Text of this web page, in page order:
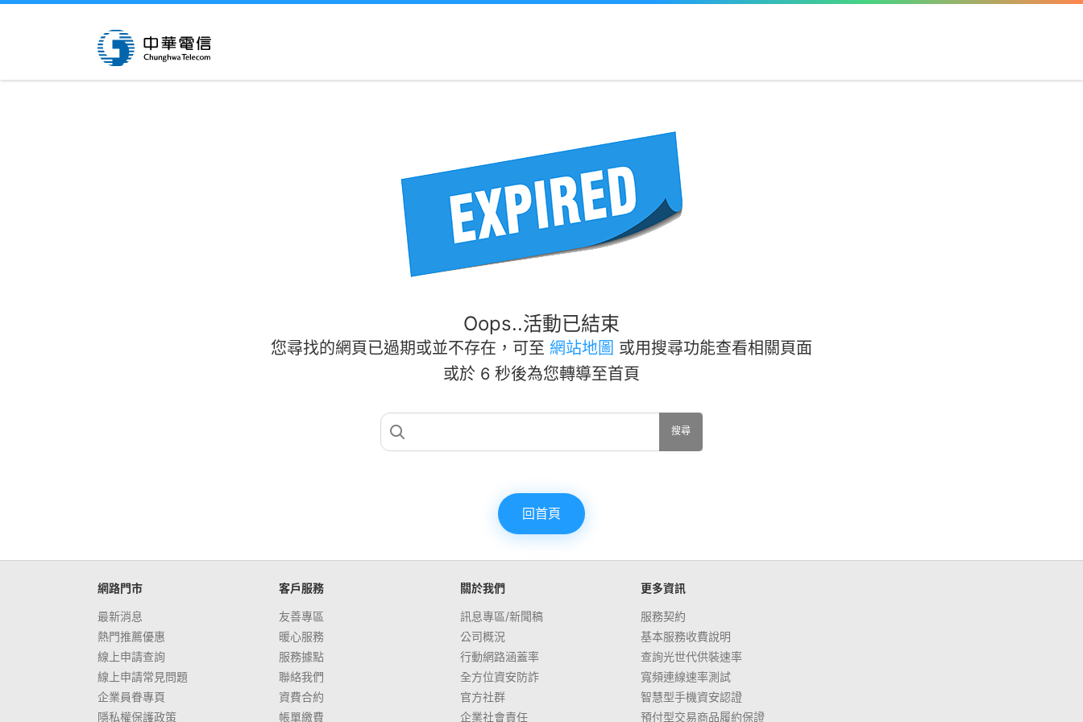
Oops..活動已結束
您尋找的網頁已過期或並不存在，可至 網站地圖 或用搜尋功能查看相關頁面
或於 6 秒後為您轉導至首頁
搜尋
回首頁
網路門市
最新消息
熱門推薦優惠
線上申請查詢
線上申請常見問題
企業員眷專頁
隱私權保護政策
客戶服務
友善專區
暖心服務
服務據點
聯絡我們
資費合約
帳單繳費
關於我們
訊息專區/新聞稿
公司概況
行動網路涵蓋率
全方位資安防詐
官方社群
企業社會責任
更多資訊
服務契約
基本服務收費說明
查詢光世代供裝速率
寬頻連線速率測試
智慧型手機資安認證
預付型交易商品履約保證